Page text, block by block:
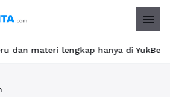
menu
lengkap hanya di